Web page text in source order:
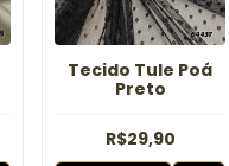
Tecido Tule Poá
Preto
R$29,90